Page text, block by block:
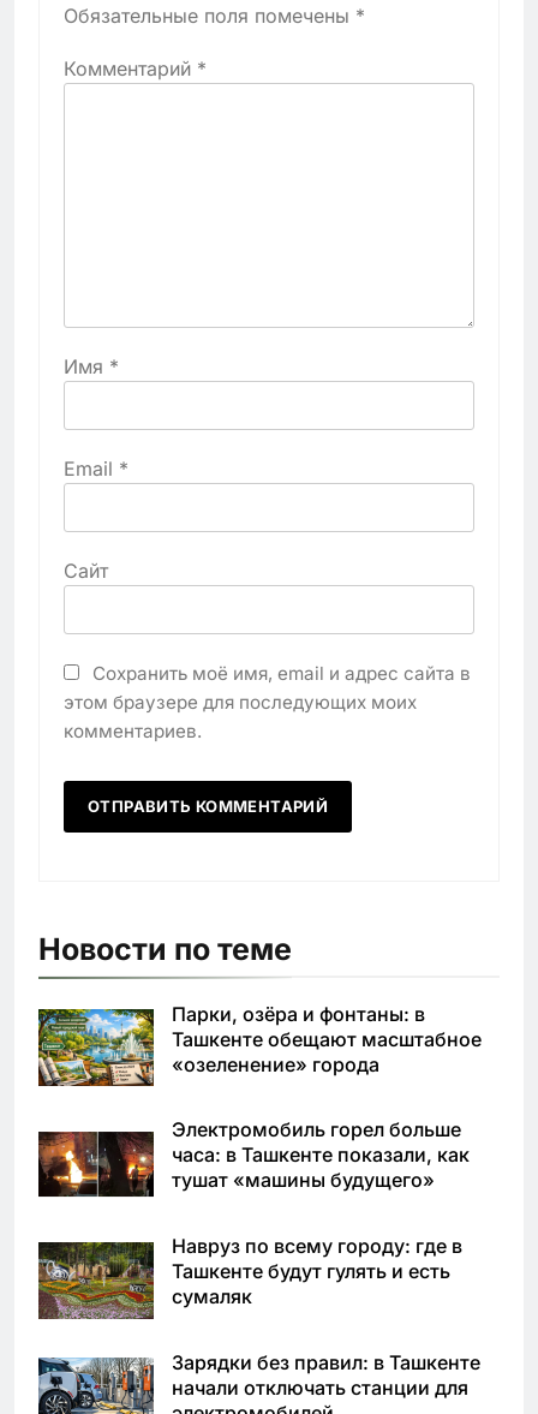
Обязательные поля помечены *
Комментарий *
Имя *
Email *
Сайт
Сохранить моё имя, email и адрес сайта в
этом браузере для последующих моих
комментариев.
Новости по теме
Парки, озёра и фонтаны: в
Ташкенте обещают масштабное
«озеленение» города
Электромобиль горел больше
часа: в Ташкенте показали, как
тушат «машины будущего»
Навруз по всему городу: где в
Ташкенте будут гулять и есть
сумаляк
Зарядки без правил: в Ташкенте
начали отключать станции для